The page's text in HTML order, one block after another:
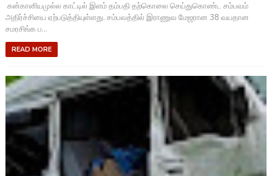
கன்கானியமுல்ல காட்டில் இளம் தம்பதி தற்கொலை செய்துகொண்ட சம்பவம்
அதிர்ச்சியை ஏற்படுத்தியுள்ளது. சம்பவத்தில் இராணுவ மேஜரான 38 வயதான
சமரசிங்க ப...
READ MORE